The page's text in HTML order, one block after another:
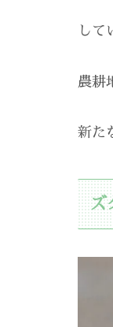
して
農耕
新た
ズ